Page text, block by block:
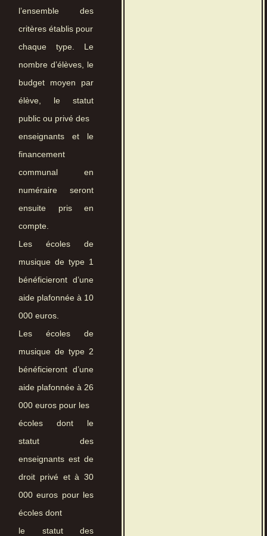
l’ensemble des
critères établis pour
chaque type. Le
nombre d’élèves, le
budget moyen par
élève, le statut
public ou privé des
enseignants et le
financement
communal en
numéraire seront
ensuite pris en
compte.
Les écoles de
musique de type 1
bénéficieront d’une
aide plafonnée à 10
000 euros.
Les écoles de
musique de type 2
bénéficieront d’une
aide plafonnée à 26
000 euros pour les
écoles dont le
statut des
enseignants est de
droit privé et à 30
000 euros pour les
écoles dont
le statut des